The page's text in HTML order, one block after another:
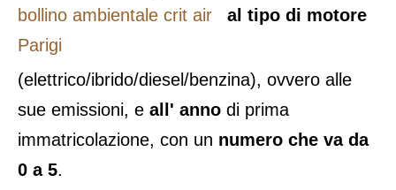
al tipo di motore
(elettrico/ibrido/diesel/benzina), ovvero alle
sue emissioni, e all' anno di prima
immatricolazione, con un numero che va da
0 a 5.